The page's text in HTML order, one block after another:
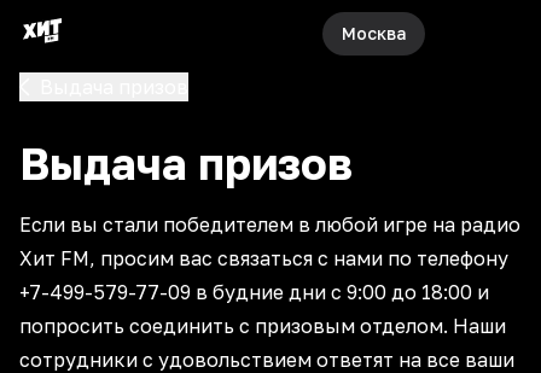
Москва
Выдача призов
Если вы стали победителем в любой игре на радио
Хит FM, просим вас связаться с нами по телефону
+7-499-579-77-09 в будние дни с 9:00 до 18:00 и
попросить соединить с призовым отделом. Наши
сотрудники с удовольствием ответят на все ваши